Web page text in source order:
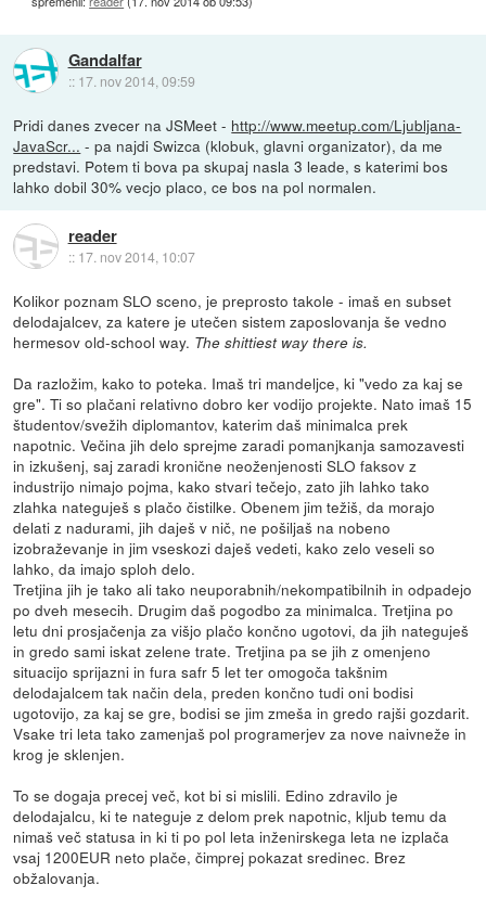
Gandalfar
:: 17. nov 2014, 09:59
Pridi danes zvecer na JSMeet - http://www.meetup.com/Ljubljana-
JavaScr... - pa najdi Swizca (klobuk, glavni organizator), da me
predstavi. Potem ti bova pa skupaj nasla 3 leade, s katerimi bos
lahko dobil 30% vecjo placo, ce bos na pol normalen.
reader
:: 17. nov 2014, 10:07
Kolikor poznam SLO sceno, je preprosto takole - imaš en subset
delodajalcev, za katere je utečen sistem zaposlovanja še vedno
hermesov old-school way. The shittiest way there is.
Da razložim, kako to poteka. Imaš tri mandeljce, ki "vedo za kaj se
gre". Ti so plačani relativno dobro ker vodijo projekte. Nato imaš 15
študentov/svežih diplomantov, katerim daš minimalca prek
napotnic. Večina jih delo sprejme zaradi pomanjkanja samozavesti
in izkušenj, saj zaradi kronične neoženjenosti SLO faksov z
industrijo nimajo pojma, kako stvari tečejo, zato jih lahko tako
zlahka nateguješ s plačo čistilke. Obenem jim težiš, da morajo
delati z nadurami, jih daješ v nič, ne pošiljaš na nobeno
izobraževanje in jim vseskozi daješ vedeti, kako zelo veseli so
lahko, da imajo sploh delo.
Tretjina jih je tako ali tako neuporabnih/nekompatibilnih in odpadejo
po dveh mesecih. Drugim daš pogodbo za minimalca. Tretjina po
letu dni prosjačenja za višjo plačo končno ugotovi, da jih nateguješ
in gredo sami iskat zelene trate. Tretjina pa se jih z omenjeno
situacijo sprijazni in fura safr 5 let ter omogoča takšnim
delodajalcem tak način dela, preden končno tudi oni bodisi
ugotovijo, za kaj se gre, bodisi se jim zmeša in gredo rajši gozdarit.
Vsake tri leta tako zamenjaš pol programerjev za nove naivneže in
krog je sklenjen.
To se dogaja precej več, kot bi si mislili. Edino zdravilo je
delodajalcu, ki te nateguje z delom prek napotnic, kljub temu da
nimaš več statusa in ki ti po pol leta inženirskega leta ne izplača
vsaj 1200EUR neto plače, čimprej pokazat sredinec. Brez
obžalovanja.